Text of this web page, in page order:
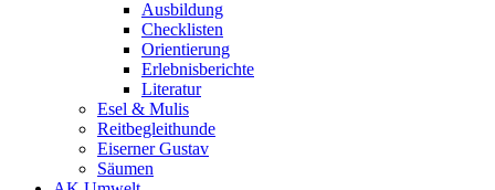
Ausbildung
Checklisten
Orientierung
Erlebnisberichte
Literatur
Esel & Mulis
Reitbegleithunde
Eiserner Gustav
Säumen